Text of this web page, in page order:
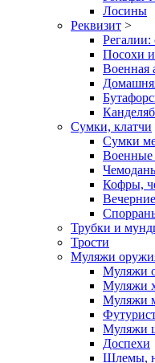
Лосины
Реквизит >
Регалии:
Посохи
Военная
Сумки, клатчи
Сумки
Кофры,
Трубки и
Трости
Муляжи
Муляжи
Муляжи
Муляжи
Муляжи
Доспехи
Шлемы,